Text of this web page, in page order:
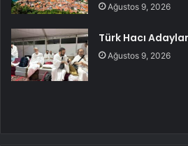
Ağustos 9, 2026
Türk Hacı
Ağustos 9, 2026